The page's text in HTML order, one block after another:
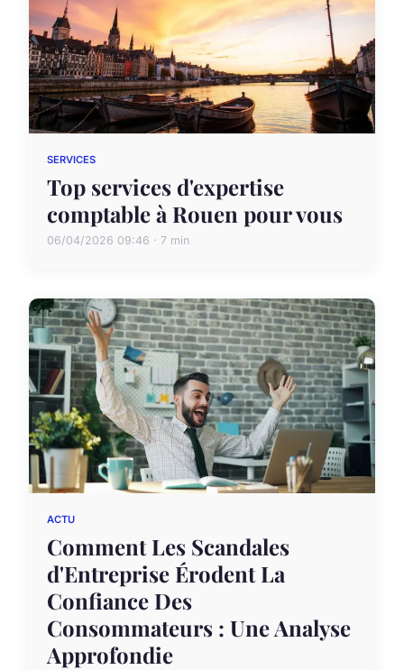
SERVICES
Top services d'expertise
comptable à Rouen pour vous
06/04/2026 09:46 · 7 min
ACTU
Comment Les Scandales
d'Entreprise Érodent La
Confiance Des
Consommateurs : Une Analyse
Approfondie